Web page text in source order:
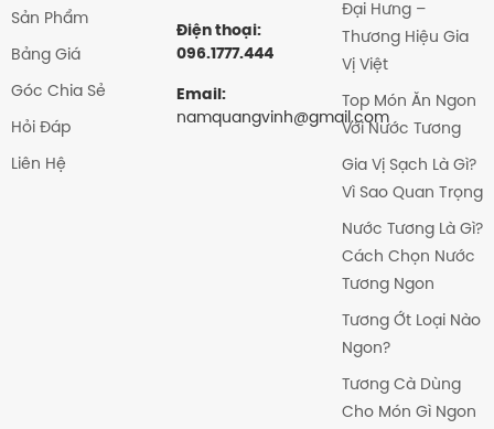
Sản Phẩm
Bảng Giá
Góc Chia Sẻ
Hỏi Đáp
Liên Hệ
Điện thoại:
096.1777.444
Email:
namquangvinh@gmail.com
Đại Hưng –
Thương Hiệu Gia
Vị Việt
Top Món Ăn Ngon
Với Nước Tương
Gia Vị Sạch Là Gì?
Vì Sao Quan Trọng
Nước Tương Là Gì?
Cách Chọn Nước
Tương Ngon
Tương Ớt Loại Nào
Ngon?
Tương Cà Dùng
Cho Món Gì Ngon